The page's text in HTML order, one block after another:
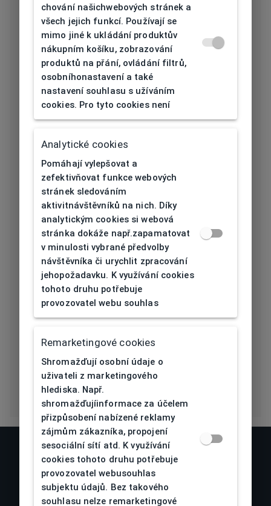
Barva obruby Černá
Tvar obruby Obdélníkový
Šířka očnice
56
[mm]
Výška očnice
[mm]
38
Délka stranice
[mm]
145
Typ nosníku Plast
Prohnutí očnice
chování našichwebových stránek a
všech jejich funkcí. Používají se
mimo jiné k ukládání produktův
nákupním košíku, zobrazování
produktů na přání, ovládání filtrů,
osobníhonastavení a také
nastavení souhlasu s užíváním
cookies. Pro tyto cookies není
Analytické cookies
Pomáhají vylepšovat a
zefektivňovat funkce webových
stránek sledováním
aktivitnávštěvníků na nich. Díky
analytickým cookies si webová
stránka dokáže např.zapamatovat
v minulosti vybrané předvolby
návštěvníka či urychlit zpracování
jehopožadavku. K využívání cookies
tohoto druhu potřebuje
provozovatel webu souhlas
Remarketingové cookies
Shromažďují osobní údaje o
uživateli z marketingového
hlediska. Např.
shromažďujíinformace za účelem
přizpůsobení nabízené reklamy
zájmům zákazníka, propojení
sesociální sítí atd. K využívání
cookies tohoto druhu potřebuje
provozovatel webusouhlas
subjektu údajů. Bez takového
souhlasu nelze remarketingové